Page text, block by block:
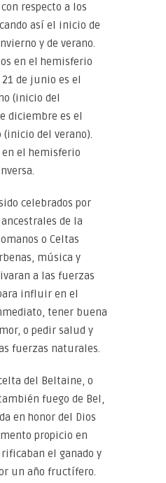
respecto a los
así el inicio de
y de verano.
en el hemisferio
de junio es el
(inicio del
diciembre es el
del verano).
en el hemisferio
celebrados por
de la
o Celtas
música y
a las fuerzas
influir en el
tener buena
o pedir salud y
fuerzas naturales.
del Beltaine, o
fuego de Bel,
en honor del Dios
propicio en
el ganado y
un año fructífero.